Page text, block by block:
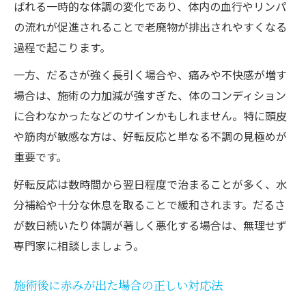
ばれる一時的な体調の変化であり、体内の血行やリンパ
の流れが促進されることで老廃物が排出されやすくなる
過程で起こります。
一方、だるさが強く長引く場合や、痛みや不快感が増す
場合は、施術の力加減が強すぎた、体のコンディション
に合わなかったなどのサインかもしれません。特に頭皮
や筋肉が敏感な方は、好転反応と単なる不調の見極めが
重要です。
好転反応は数時間から翌日程度で治まることが多く、水
分補給や十分な休息を取ることで緩和されます。だるさ
が数日続いたり体調が著しく悪化する場合は、無理せず
専門家に相談しましょう。
施術後に赤みが出た場合の正しい対応法